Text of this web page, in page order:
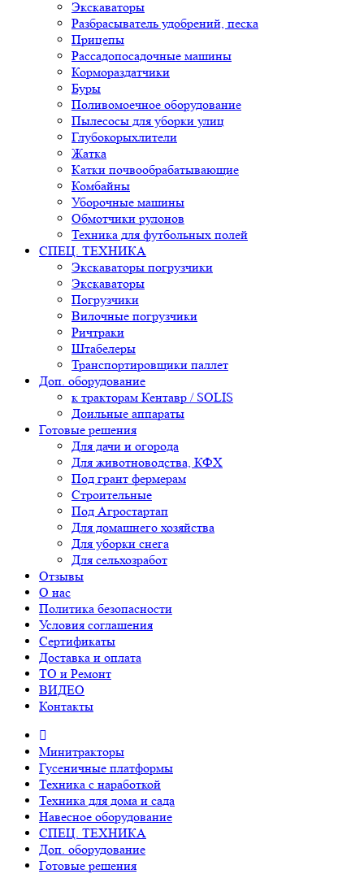
Экскаваторы
Разбрасыватель удобрений, песка
Прицепы
Рассадопосадочные машины
Кормораздатчики
Буры
Поливомоечное оборудование
Пылесосы для уборки улиц
Глубокорыхлители
Жатка
Катки почвообрабатывающие
Комбайны
Уборочные машины
Обмотчики рулонов
Техника для футбольных полей
СПЕЦ. ТЕХНИКА
Экскаваторы погрузчики
Экскаваторы
Погрузчики
Вилочные погрузчики
Ричтраки
Штабелеры
Транспортировщики паллет
Доп. оборудование
к тракторам Кентавр / SOLIS
Доильные аппараты
Готовые решения
Для дачи и огорода
Для животноводства, КФХ
Под грант фермерам
Строительные
Под Агростартап
Для домашнего хозяйства
Для уборки снега
Для сельхозработ
Отзывы
О нас
Политика безопасности
Условия соглашения
Сертификаты
Доставка и оплата
ТО и Ремонт
ВИДЕО
Контакты
Минитракторы
Гусеничные платформы
Техника с наработкой
Техника для дома и сада
Навесное оборудование
СПЕЦ. ТЕХНИКА
Доп. оборудование
Готовые решения